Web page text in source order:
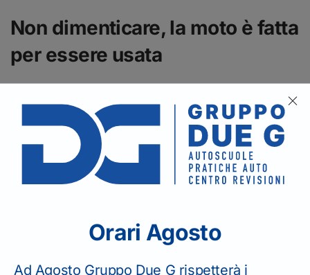
Non dimenticare, la moto è fatta
per essere usata
tua moto o il tuo scooter in ottime condizioni anche
dopo un lungo periodo di stop.
Ma il tuo mezzo è
stato concepito e costruito per essere in movimento!
Prova perciò ad uscire per fare un giro ogni volta che
il tempo te lo consente, ti aiuterà a sentirne meno la
mancanza ed anche a mantenerla sempre al top.
Orari Agosto
Ad Agosto Gruppo Due G rispetterà i